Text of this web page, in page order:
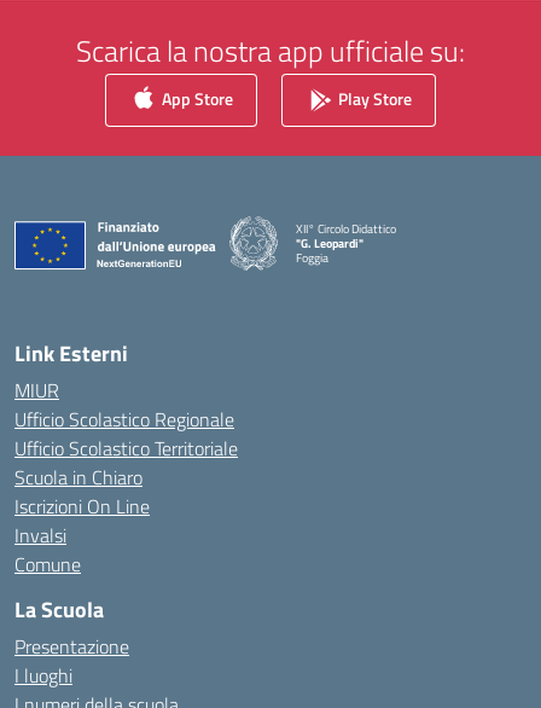
Scarica la nostra app ufficiale su:
App Store Play Store
XII° Circolo Didattico
"G. Leopardi"
Foggia
— Visita la pagina iniziale della scuola
Link Esterni
MIUR
Ufficio Scolastico Regionale
Ufficio Scolastico Territoriale
Scuola in Chiaro
Iscrizioni On Line
Invalsi
Comune
La Scuola
Presentazione
I luoghi